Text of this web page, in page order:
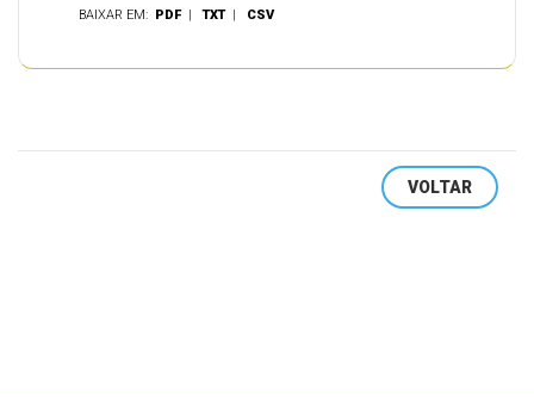
BAIXAR EM: PDF |TXT | CSV
VOLTAR